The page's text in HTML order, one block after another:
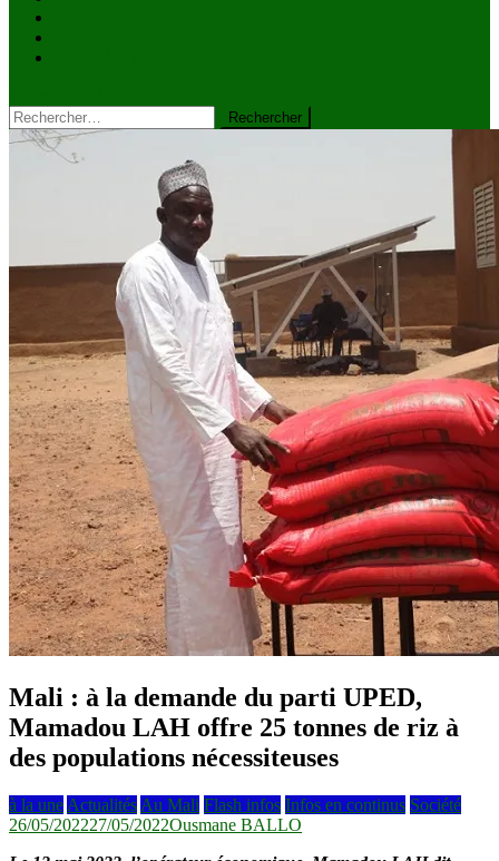
Rechercher :
Mali : à la demande du parti UPED,
Mamadou LAH offre 25 tonnes de riz à
des populations nécessiteuses
à la une Actualités Au Mali Flash infos Infos en continus Société
26/05/202227/05/2022Ousmane BALLO